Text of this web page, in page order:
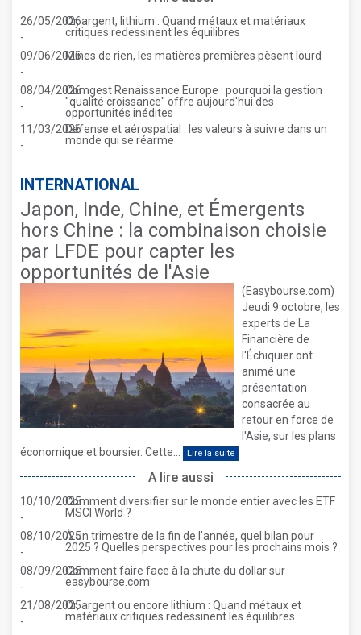
26/05/2026
-
Or, argent, lithium : Quand métaux et matériaux
critiques redessinent les équilibres
09/06/2026
-
Mines de rien, les matières premières pèsent lourd
08/04/2026
-
Comgest Renaissance Europe : pourquoi la gestion
"qualité croissance" offre aujourd'hui des
opportunités inédites
11/03/2026
-
Défense et aérospatial : les valeurs à suivre dans un
monde qui se réarme
INTERNATIONAL
Japon, Inde, Chine, et Émergents
hors Chine : la combinaison choisie
par LFDE pour capter les
opportunités de l'Asie
(Easybourse.com)
Jeudi 9 octobre, les
experts de La
Financière de
l'Échiquier ont
animé une
présentation
consacrée au
retour en force de
l'Asie, sur les plans
économique et boursier. Cette...
Lire la suite
A lire aussi
10/10/2025
-
Comment diversifier sur le monde entier avec les ETF
MSCI World ?
08/10/2025
-
À un trimestre de la fin de l'année, quel bilan pour
2025 ? Quelles perspectives pour les prochains mois ?
08/09/2025
-
Comment faire face à la chute du dollar sur
easybourse.com
21/08/2025
-
Or, argent ou encore lithium : Quand métaux et
matériaux critiques redessinent les équilibres.